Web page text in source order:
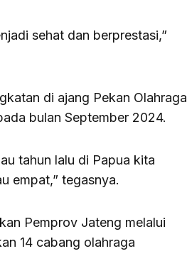
sehat dan berprestasi,”
di ajang Pekan Olahraga
bulan September 2024.
tahun lalu di Papua kita
empat,” tegasnya.
Pemprov Jateng melalui
14 cabang olahraga